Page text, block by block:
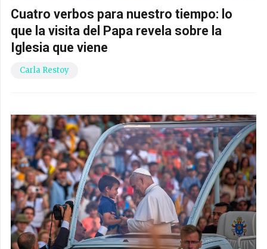
Cuatro verbos para nuestro tiempo: lo
que la visita del Papa revela sobre la
Iglesia que viene
Carla Restoy